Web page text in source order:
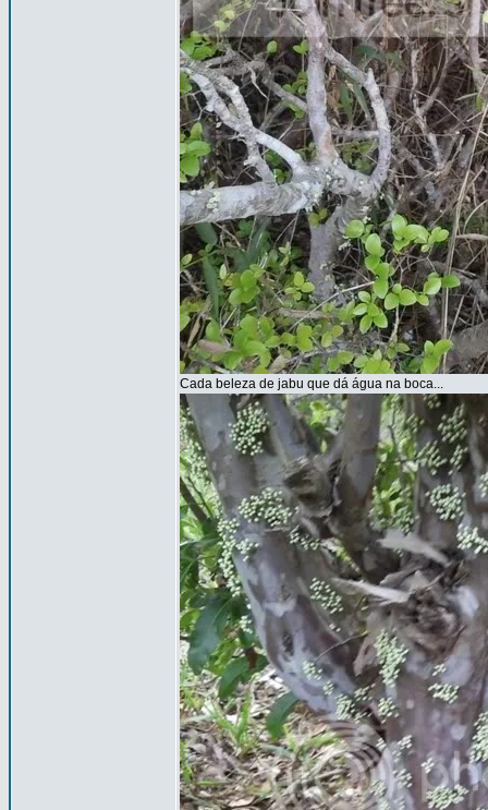
Cada beleza de jabu que dá água na boca...